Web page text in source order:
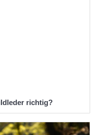
richtig?